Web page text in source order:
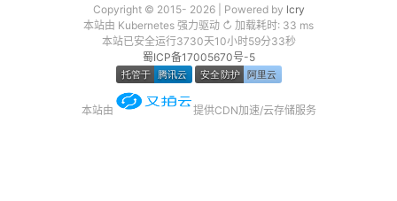
归档
留言
友链
关于
Copyright © 2015- 2026 | Powered by lcry
本站由 Kubernetes 强力驱动 ↻ 加载耗时: 33 ms
本站已安全运行3730天10小时59分33秒
蜀ICP备17005670号-5
本站由 提供CDN加速/云存储服务